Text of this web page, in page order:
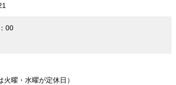
00
火曜・水曜が定休日）